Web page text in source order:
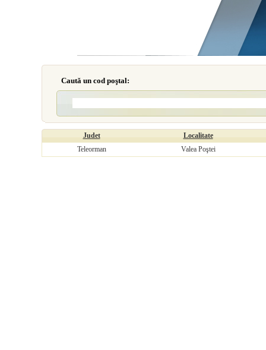
Caută un cod poştal:
Judet
Localitate
Teleorman
Valea Poştei